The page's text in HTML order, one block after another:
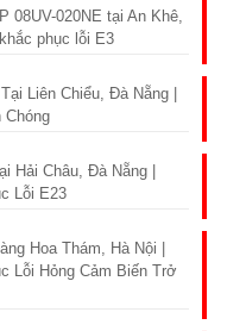
08UV-020NE tại An Khê,
phục lỗi E3
Liên Chiểu, Đà Nẵng |
Chóng
Hải Châu, Đà Nẵng |
Lỗi E23
Hoa Thám, Hà Nội |
Lỗi Hỏng Cảm Biến Trở